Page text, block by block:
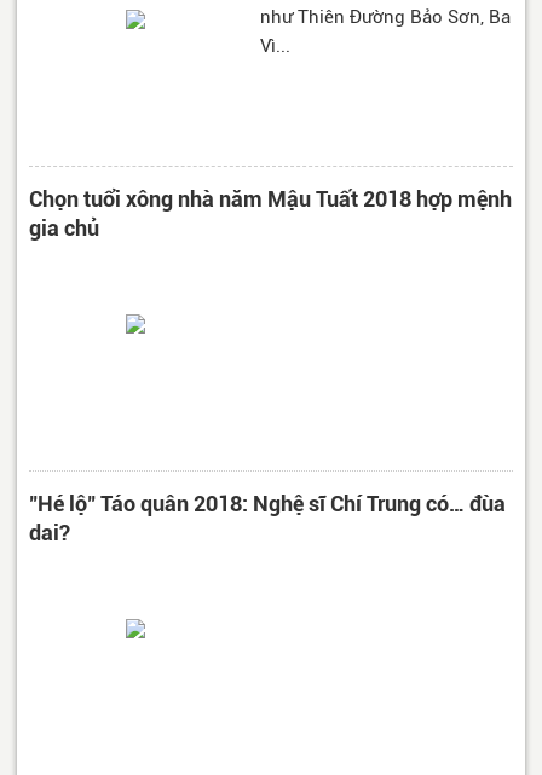
như Thiên Đường Bảo Sơn, Ba
Vì...
Chọn tuổi xông nhà năm Mậu Tuất 2018 hợp mệnh
gia chủ
"Hé lộ" Táo quân 2018: Nghệ sĩ Chí Trung có… đùa
dai?